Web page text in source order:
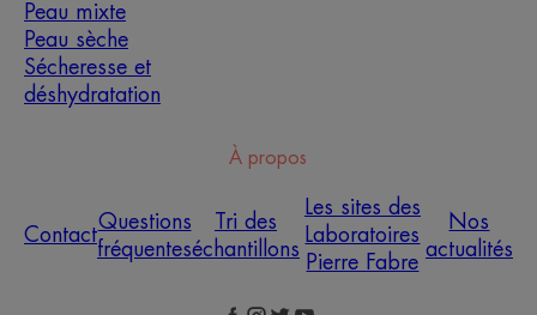
Peau mixte
Peau sèche
Sécheresse et
déshydratation
À propos
Contact
Questions
fréquentes
Tri des
échantillons
Les sites des
Laboratoires
Pierre Fabre
Nos
actualités